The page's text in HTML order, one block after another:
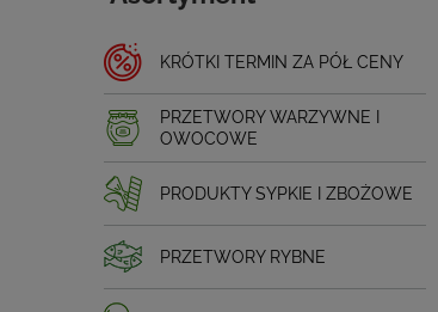
KRÓTKI TERMIN ZA PÓŁ CENY
PRZETWORY WARZYWNE I
OWOCOWE
PRODUKTY SYPKIE I ZBOŻOWE
PRZETWORY RYBNE